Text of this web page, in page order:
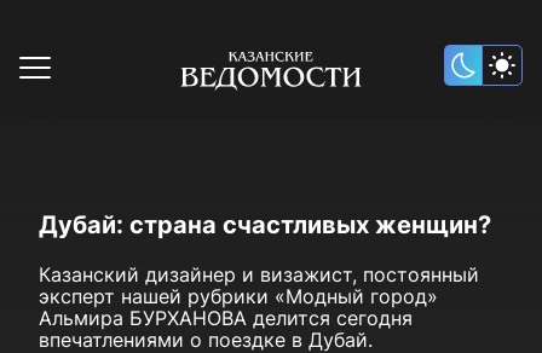
Дубай: страна счастливых женщин?
Казанский дизайнер и визажист, постоянный
эксперт нашей рубрики «Модный город»
Альмира БУРХАНОВА делится сегодня
впечатлениями о поездке в Дубай.